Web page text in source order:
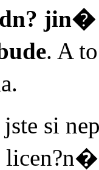
jin�
. A
si